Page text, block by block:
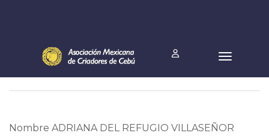
Nombre ADRIANA DEL REFUGIO VILLASEÑOR